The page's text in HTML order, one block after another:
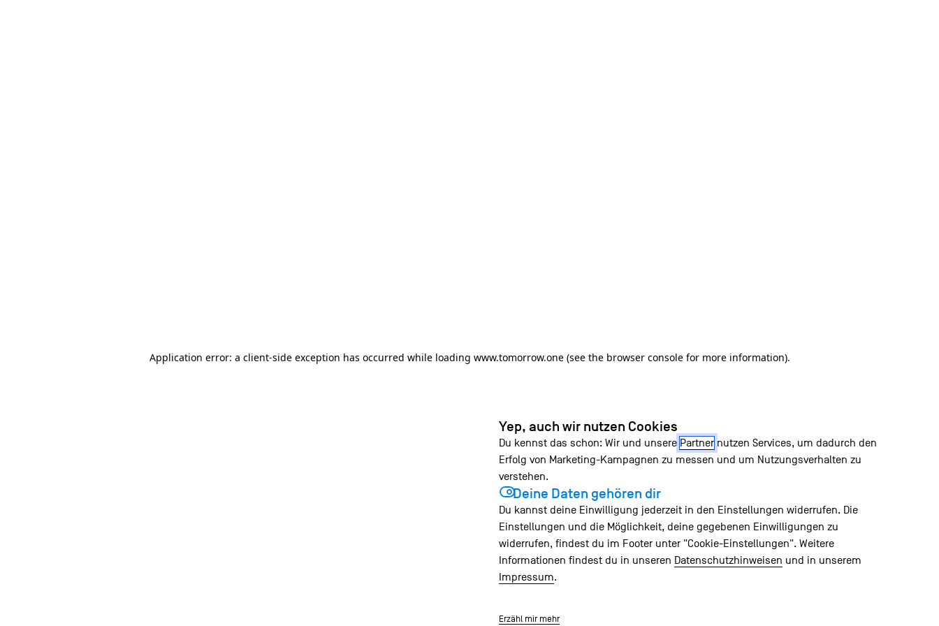
Application error: a client-side exception has occurred while loading www.tomorrow.one (see the browser console for more information).
Yep, auch wir nutzen Cookies
Du kennst das schon: Wir und unsere Partnernutzen Services, um dadurch den
Erfolg von Marketing-Kampagnen zu messen und um Nutzungsverhalten zu
verstehen.
Deine Daten gehören dir
Du kannst deine Einwilligung jederzeit in den Einstellungen widerrufen. Die
Einstellungen und die Möglichkeit, deine gegebenen Einwilligungen zu
widerrufen, findest du im Footer unter "Cookie-Einstellungen". Weitere
Informationen findest du in unseren Datenschutzhinweisen und in unserem
Impressum.
Erzähl mir mehr